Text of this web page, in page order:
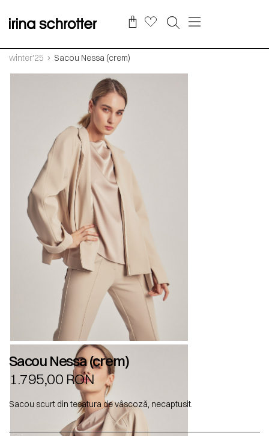
winter'25 Sacou Nessa (crem)
Sacou Nessa (crem)
1.795,00 RON
Sacou scurt din tesatura de vâscoză, necaptusit.